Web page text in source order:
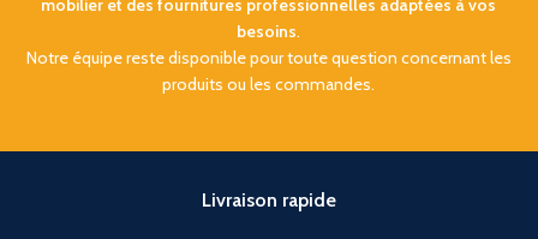
mobilier et des fournitures professionnelles adaptées à vos
besoins.
Notre équipe reste disponible pour toute question concernant les
produits ou les commandes.
Livraison rapide